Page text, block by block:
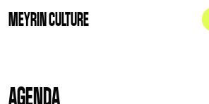
MEYRIN CULTURE
AGENDA